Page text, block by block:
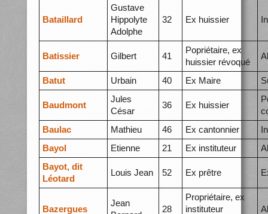
Bataillard
Gustave
Hippolyte
Adolphe
32 Ex huissier
Batissier Gilbert 41
Popriétaire, ex
huissier révoqué
Batut Urbain 40 Ex Maire
Baudmont
Jules
César
36 Ex huissier
Baulac
Mathieu 46 Ex cantonnier
Bayol
Etienne 21 Ex instituteur
Bayot, dit
Léotard
Louis Jean 52 Ex prêtre
Bazergues
Jean
28
Propriétaire, ex
instituteur